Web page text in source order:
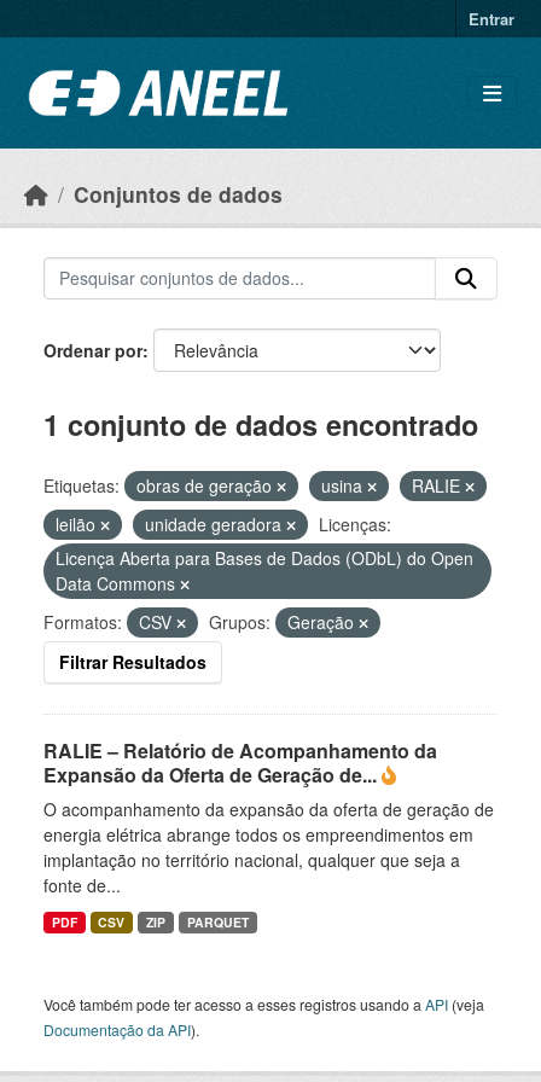
Entrar
Conjuntos de dados
Ordenar por
1 conjunto de dados encontrado
Etiquetas: obras de geração usina
RALIE
leilão
unidade geradora
Licenças:
Licença Aberta para Bases de Dados (ODbL) do Open
Data Commons
Formatos:
CSV Grupos:
Geração
Filtrar Resultados
RALIE – Relatório de Acompanhamento da
Expansão da Oferta de Geração de...
O acompanhamento da expansão da oferta de geração de
energia elétrica abrange todos os empreendimentos em
implantação no território nacional, qualquer que seja a
fonte de...
PDF CSV ZIP PARQUET
Você também pode ter acesso a esses registros usando a API (veja
Documentação da API).